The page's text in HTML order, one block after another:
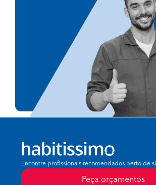
Encontre profissionais recomendados perto de si
Peça orçamentos